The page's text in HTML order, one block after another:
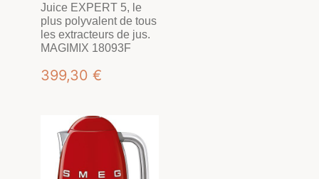
Juice EXPERT 5, le
plus polyvalent de tous
les extracteurs de jus.
MAGIMIX 18093F
399,30 €